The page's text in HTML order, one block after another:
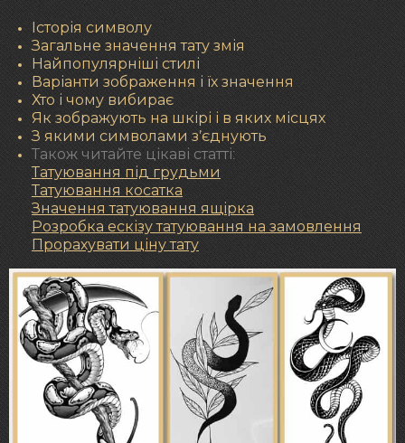
Історія символу
Загальне значення тату змія
Найпопулярніші стилі
Варіанти зображення і їх значення
Хто і чому вибирає
Як зображують на шкірі і в яких місцях
З якими символами з’єднують
Також читайте цікаві статті:
Татуювання під грудьми
Татуювання косатка
Значення татуювання ящірка
Розробка ескізу татуювання на замовлення
Прорахувати ціну тату